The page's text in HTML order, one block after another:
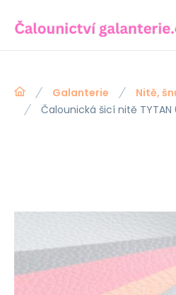
Galanterie Nitě,
Čalounická šicí nitě